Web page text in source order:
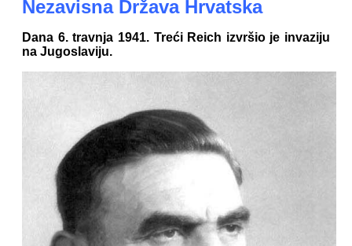
Nezavisna Država Hrvatska
Dana 6. travnja 1941. Treći Reich izvršio je invaziju
na Jugoslaviju.